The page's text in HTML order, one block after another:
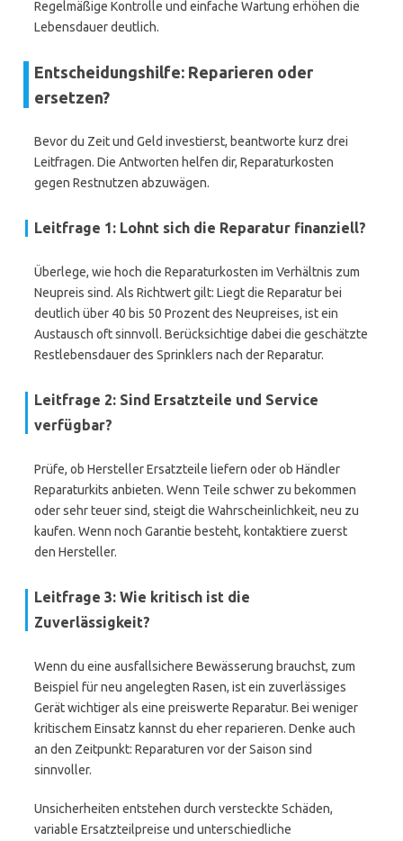
Regelmäßige Kontrolle und einfache Wartung erhöhen die
Lebensdauer deutlich.
Entscheidungshilfe: Reparieren oder
ersetzen?
Bevor du Zeit und Geld investierst, beantworte kurz drei
Leitfragen. Die Antworten helfen dir, Reparaturkosten
gegen Restnutzen abzuwägen.
Leitfrage 1: Lohnt sich die Reparatur finanziell?
Überlege, wie hoch die Reparaturkosten im Verhältnis zum
Neupreis sind. Als Richtwert gilt: Liegt die Reparatur bei
deutlich über 40 bis 50 Prozent des Neupreises, ist ein
Austausch oft sinnvoll. Berücksichtige dabei die geschätzte
Restlebensdauer des Sprinklers nach der Reparatur.
Leitfrage 2: Sind Ersatzteile und Service
verfügbar?
Prüfe, ob Hersteller Ersatzteile liefern oder ob Händler
Reparaturkits anbieten. Wenn Teile schwer zu bekommen
oder sehr teuer sind, steigt die Wahrscheinlichkeit, neu zu
kaufen. Wenn noch Garantie besteht, kontaktiere zuerst
den Hersteller.
Leitfrage 3: Wie kritisch ist die
Zuverlässigkeit?
Wenn du eine ausfallsichere Bewässerung brauchst, zum
Beispiel für neu angelegten Rasen, ist ein zuverlässiges
Gerät wichtiger als eine preiswerte Reparatur. Bei weniger
kritischem Einsatz kannst du eher reparieren. Denke auch
an den Zeitpunkt: Reparaturen vor der Saison sind
sinnvoller.
Unsicherheiten entstehen durch versteckte Schäden,
variable Ersatzteilpreise und unterschiedliche